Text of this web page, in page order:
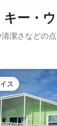
キー・
潔さなどの
チョイスです。
ス